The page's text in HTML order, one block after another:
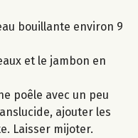
bouillante environ 9
et le jambon en
poêle avec un peu
ajouter les
Laisser mijoter.